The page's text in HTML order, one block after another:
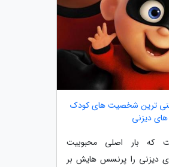
ترین شخصیت های کودک
دیزنی
که بار اصلی محبوبیت
دیزنی را پرنسس هایش بر